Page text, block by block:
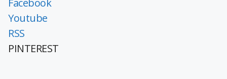
Facebook
Youtube
RSS
PINTEREST